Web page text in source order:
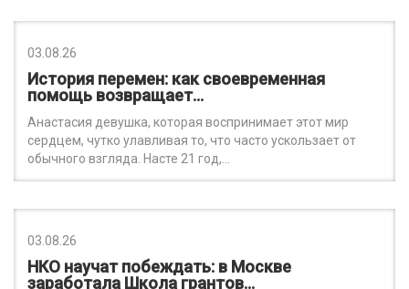
03.08.26
История перемен: как своевременная
помощь возвращает…
Анастасия девушка, которая воспринимает этот мир
сердцем, чутко улавливая то, что часто ускользает от
обычного взгляда. Насте 21 год,…
03.08.26
НКО научат побеждать: в Москве
заработала Школа грантов…